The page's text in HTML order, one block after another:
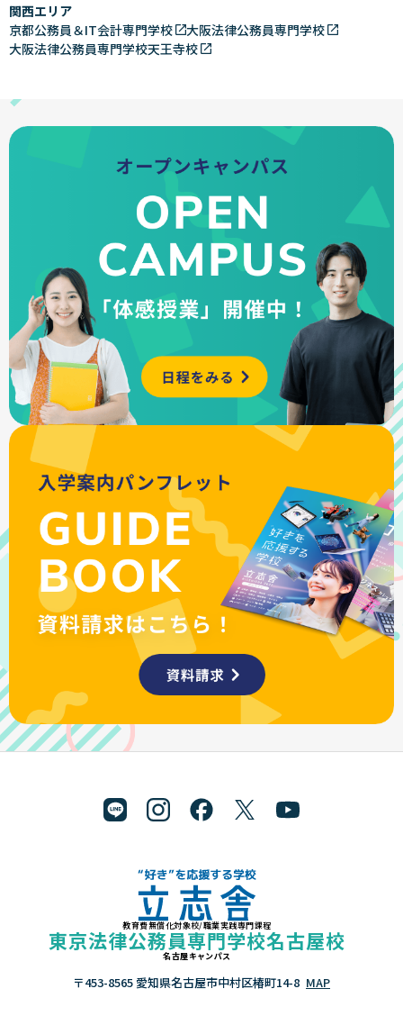
関西エリア
京都公務員＆IT会計専門学校
大阪法律公務員専門学校
大阪法律公務員専門学校天王寺校
"好き"を応援する学校 立志舎
教育費無償化対象校/職業実践専門課程
東京法律公務員専門学校名古屋校
名古屋キャンパス
〒453-8565 愛知県名古屋市中村区椿町14-8 MAP